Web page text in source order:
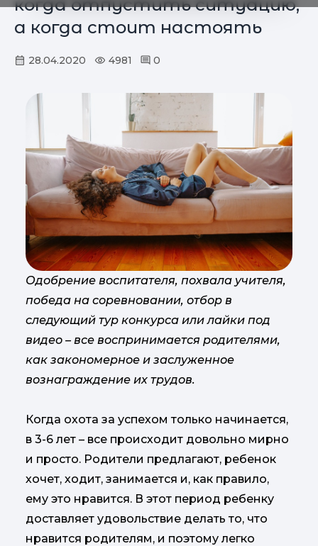
когда отпустить ситуацию,
а когда стоит настоять
28.04.2020 4981 0
Одобрение воспитателя, похвала учителя,
победа на соревновании, отбор в
следующий тур конкурса или лайки под
видео – все воспринимается родителями,
как закономерное и заслуженное
вознаграждение их трудов.
Когда охота за успехом только начинается,
в 3-6 лет – все происходит довольно мирно
и просто. Родители предлагают, ребенок
хочет, ходит, занимается и, как правило,
ему это нравится. В этот период ребенку
доставляет удовольствие делать то, что
нравится родителям, и поэтому легко